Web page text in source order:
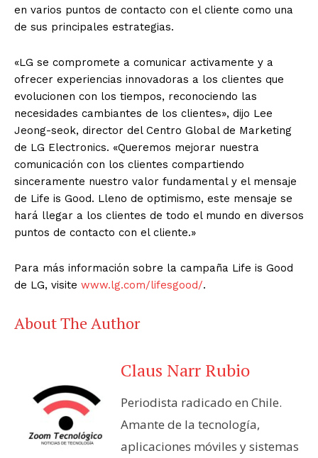
en varios puntos de contacto con el cliente como una
de sus principales estrategias.
«LG se compromete a comunicar activamente y a
ofrecer experiencias innovadoras a los clientes que
evolucionen con los tiempos, reconociendo las
necesidades cambiantes de los clientes», dijo Lee
Jeong-seok, director del Centro Global de Marketing
de LG Electronics. «Queremos mejorar nuestra
comunicación con los clientes compartiendo
sinceramente nuestro valor fundamental y el mensaje
de Life is Good. Lleno de optimismo, este mensaje se
hará llegar a los clientes de todo el mundo en diversos
puntos de contacto con el cliente.»
Para más información sobre la campaña Life is Good
de LG, visite www.lg.com/lifesgood/.
About The Author
Claus Narr Rubio
Periodista radicado en Chile.
Amante de la tecnología,
aplicaciones móviles y sistemas